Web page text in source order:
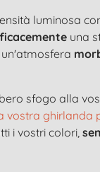
luminosa
una
sfogo alla
vostra ghirlanda
i vostri colori,